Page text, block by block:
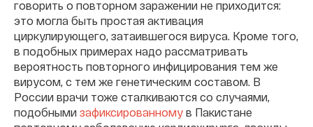
говорить о повторном заражении не приходится:
это могла быть простая активация
циркулирующего, затаившегося вируса. Кроме того,
в подобных примерах надо рассматривать
вероятность повторного инфицирования тем же
вирусом, с тем же генетическим составом. В
России врачи тоже сталкиваются со случаями,
подобными зафиксированному в Пакистане